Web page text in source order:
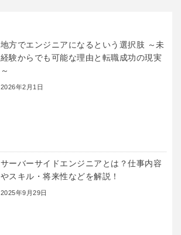
地方でエンジニアになるという選択肢 ～未
経験からでも可能な理由と転職成功の現実
～
2026年2月1日
サーバーサイドエンジニアとは？仕事内容
やスキル・将来性などを解説！
2025年9月29日